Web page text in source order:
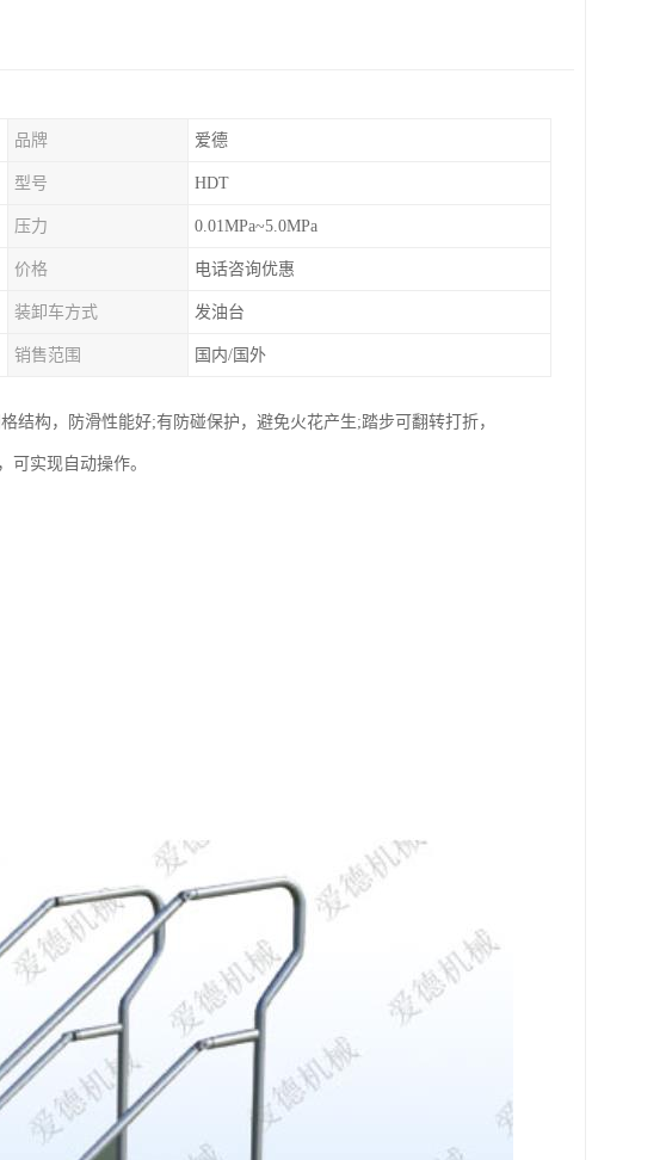
品牌 爱德
型号 HDT
压力 0.01MPa~5.0MPa
价格 电话咨询优惠
装卸车方式 发油台
销售范围 国内/国外
构，防滑性能好;有防碰保护，避免火花产生;踏步可翻转打折，
可实现自动操作。